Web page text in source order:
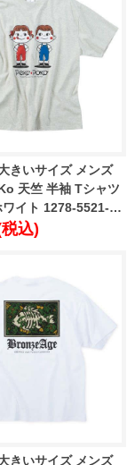
きいサイズ メンズ
天竺 半袖 Tシャツ
ワイト 1278-5521-1
8L
込)
きいサイズ メンズ